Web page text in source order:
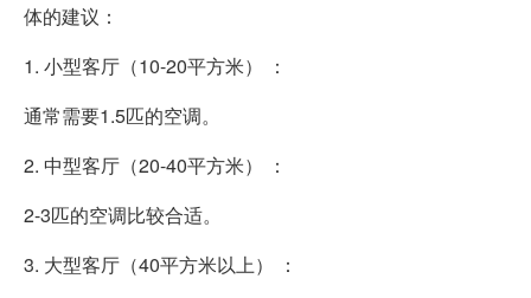
体的建议：
1. 小型客厅（10-20平方米） ：
通常需要1.5匹的空调。
2. 中型客厅（20-40平方米） ：
2-3匹的空调比较合适。
3. 大型客厅（40平方米以上） ：